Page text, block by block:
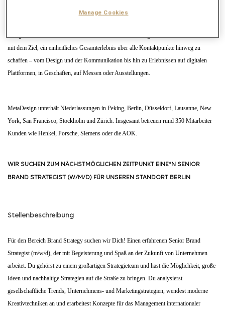
Groupe. Als kreative Berater unterstützen wir Unternehmen dabei, sich für die Märkte
erfolgreiche Geschäftsmodelle, Produkte und Dienstleistungen. Wir entwickeln Marken
mit dem Ziel, ein einheitliches Gesamterlebnis über alle Kontaktpunkte hinweg zu
schaffen – vom Design und der Kommunikation bis hin zu Erlebnissen auf digitalen
Plattformen, in Geschäften, auf Messen oder Ausstellungen.
MetaDesign unterhält Niederlassungen in Peking, Berlin, Düsseldorf, Lausanne, New
York, San Francisco, Stockholm und Zürich. Insgesamt betreuen rund 350 Mitarbeiter
Kunden wie Henkel, Porsche, Siemens oder die AOK.
WIR SUCHEN ZUM NÄCHSTMÖGLICHEN ZEITPUNKT EINE*N SENIOR
BRAND STRATEGIST (W/M/D) FÜR UNSEREN STANDORT BERLIN
Stellenbeschreibung
Für den Bereich Brand Strategy suchen wir Dich! Einen erfahrenen Senior Brand
Strategist (m/w/d), der mit Begeisterung und Spaß an der Zukunft von Unternehmen
arbeitet. Du gehörst zu einem großartigen Strategieteam und hast die Möglichkeit, große
Ideen und nachhaltige Strategien auf die Straße zu bringen. Du analysierst
gesellschaftliche Trends, Unternehmens- und Marketingstrategien, wendest moderne
Kreativtechniken an und erarbeitest Konzepte für das Management internationaler
Manage Cookies